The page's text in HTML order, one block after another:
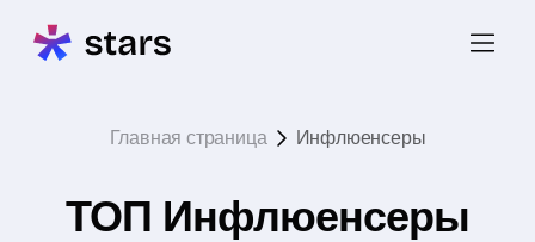
Главная страница Инфлюенсеры
ТОП Инфлюенсеры